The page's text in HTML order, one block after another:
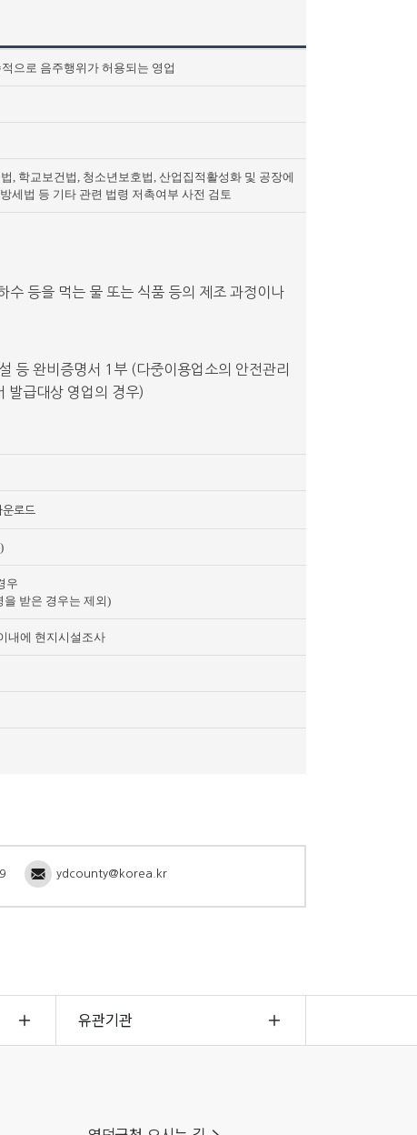
으로 음주행위가 허용되는 영업
, 학교보건법, 청소년보호법, 산업집적활성화 및 공장에
세법 등 기타 관련 법령 저촉여부 사전 검토
등을 먹는 물 또는 식품 등의 제조 과정이나
등 완비증명서 1부 (다중이용업소의 안전관리
발급대상 영업의 경우)
운로드
우
받은 경우는 제외)
에 현지시설조사
ydcounty@korea.kr
유관기관